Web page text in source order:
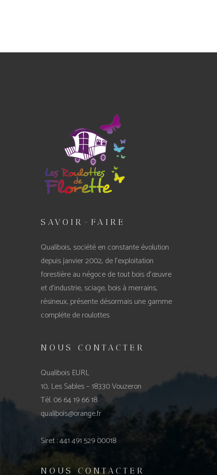
SAVOIR-FAIRE
Qualibois, société en constante évolution
depuis janvier 2002, de l’exploitation
forestière au négoce de tout bois d’œuvre
et d’industrie, sciage, bois à merrains,
résineux, présente désormais une gamme
complète de roulottes
NOUS CONTACTER
Qualibois EURL
10, Les Sables – 18330 Vouzeron
Tél. 06 64 19 66 18
qualibois@orange.fr
Siret : 441 491 529 00018
NOUS CONTACTER